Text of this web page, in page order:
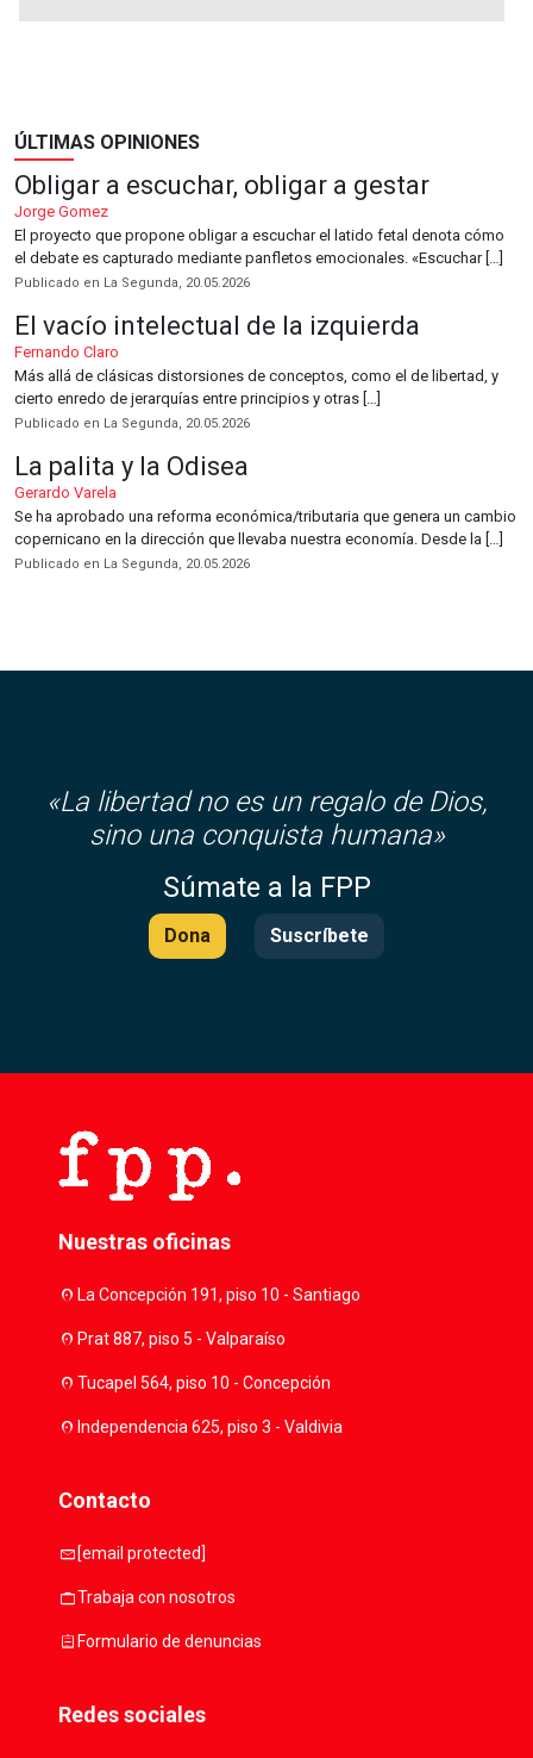
ÚLTIMAS OPINIONES
Obligar a escuchar, obligar a gestar
Jorge Gomez
El proyecto que propone obligar a escuchar el latido fetal denota cómo
el debate es capturado mediante panfletos emocionales. «Escuchar […]
Publicado en La Segunda, 20.05.2026
El vacío intelectual de la izquierda
Fernando Claro
Más allá de clásicas distorsiones de conceptos, como el de libertad, y
cierto enredo de jerarquías entre principios y otras […]
Publicado en La Segunda, 20.05.2026
La palita y la Odisea
Gerardo Varela
Se ha aprobado una reforma económica/tributaria que genera un cambio
copernicano en la dirección que llevaba nuestra economía. Desde la […]
Publicado en La Segunda, 20.05.2026
«La libertad no es un regalo de Dios,
sino una conquista humana»
Súmate a la FPP
Dona Suscríbete
Nuestras oficinas
location_onLa Concepción 191, piso 10 - Santiago
location_onPrat 887, piso 5 - Valparaíso
location_onTucapel 564, piso 10 - Concepción
location_onIndependencia 625, piso 3 - Valdivia
Contacto
mail [email protected]
workTrabaja con nosotros
assignmentFormulario de denuncias
Redes sociales